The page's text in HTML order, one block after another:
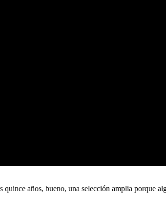
años, bueno, una selección amplia porque